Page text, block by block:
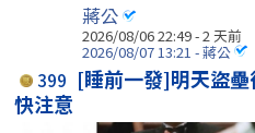
蔣公
2026/08/06 22:49 - 2 天前
2026/08/07 13:21 - 蔣公
399 [睡前一發]明天盜
快注意